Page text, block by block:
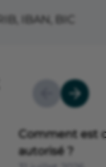
RIB, IBAN, BIC
Comment est
autorisé ?